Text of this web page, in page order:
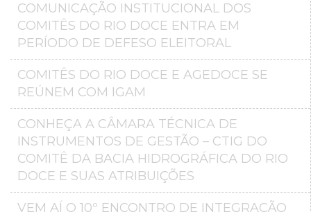
COMUNICAÇÃO INSTITUCIONAL DOS
COMITÊS DO RIO DOCE ENTRA EM
PERÍODO DE DEFESO ELEITORAL
COMITÊS DO RIO DOCE E AGEDOCE SE
REÚNEM COM IGAM
CONHEÇA A CÂMARA TÉCNICA DE
INSTRUMENTOS DE GESTÃO – CTIG DO
COMITÊ DA BACIA HIDROGRÁFICA DO RIO
DOCE E SUAS ATRIBUIÇÕES
VEM AÍ O 10º ENCONTRO DE INTEGRAÇÃO